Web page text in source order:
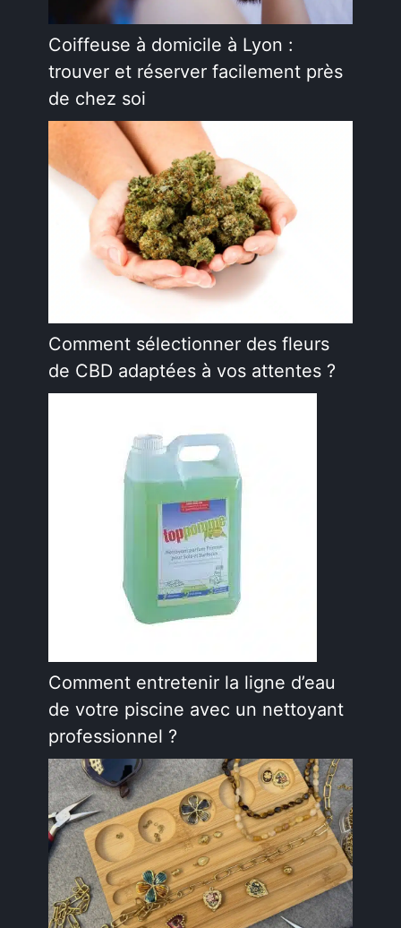
Coiffeuse à domicile à Lyon :
trouver et réserver facilement près
de chez soi
Comment sélectionner des fleurs
de CBD adaptées à vos attentes ?
Comment entretenir la ligne d’eau
de votre piscine avec un nettoyant
professionnel ?